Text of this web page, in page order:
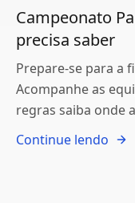
Campeonato
precisa saber
Prepare-se para a
Acompanhe as
regras saiba onde
Continue lendo